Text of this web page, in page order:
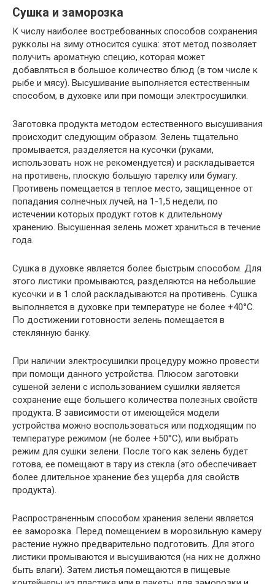
Сушка и заморозка
К числу наиболее востребованных способов сохранения
рукколы на зиму относится сушка: этот метод позволяет
получить ароматную специю, которая может
добавляться в большое количество блюд (в том числе к
рыбе и мясу). Высушивание выполняется естественным
способом, в духовке или при помощи электросушилки.
Заготовка продукта методом естественного высушивания
происходит следующим образом. Зелень тщательно
промывается, разделяется на кусочки (руками,
использовать нож не рекомендуется) и раскладывается
на противень, плоскую большую тарелку или бумагу.
Противень помещается в теплое место, защищенное от
попадания солнечных лучей, на 1-1,5 недели, по
истечении которых продукт готов к длительному
хранению. Высушенная зелень может храниться в течение
года.
Сушка в духовке является более быстрым способом. Для
этого листики промываются, разделяются на небольшие
кусочки и в 1 слой раскладываются на противень. Сушка
выполняется в духовке при температуре не более +40°C.
По достижении готовности зелень помещается в
стеклянную банку.
При наличии электросушилки процедуру можно провести
при помощи данного устройства. Плюсом заготовки
сушеной зелени с использованием сушилки является
сохранение еще большего количества полезных свойств
продукта. В зависимости от имеющейся модели
устройства можно воспользоваться или подходящим по
температуре режимом (не более +50°C), или выбрать
режим для сушки зелени. После того как зелень будет
готова, ее помещают в тару из стекла (это обеспечивает
более длительное хранение без ущерба для свойств
продукта).
Распространенным способом хранения зелени является
ее заморозка. Перед помещением в морозильную камеру
растение нужно предварительно подготовить. Для этого
листики промываются и высушиваются (на них не должно
быть влаги). Затем листья помещаются в пищевые